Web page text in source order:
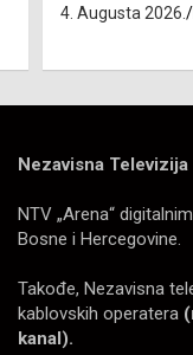
4. Augusta 2026.
Nezavisna Televizija
NTV „Arena“
Bosne i Hercegovine.
Takođe, Nezavisna
kablovskih operatera
kanal).